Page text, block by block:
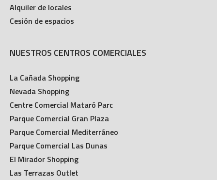
Alquiler de locales
Cesión de espacios
NUESTROS CENTROS COMERCIALES
La Cañada Shopping
Nevada Shopping
Centre Comercial Mataró Parc
Parque Comercial Gran Plaza
Parque Comercial Mediterráneo
Parque Comercial Las Dunas
El Mirador Shopping
Las Terrazas Outlet